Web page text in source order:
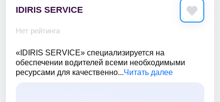
IDIRIS SERVICE
Нет рейтинга
«IDIRIS SERVICE» специализируется на
обеспечении водителей всеми необходимыми
ресурсами для качественно...Читать далее